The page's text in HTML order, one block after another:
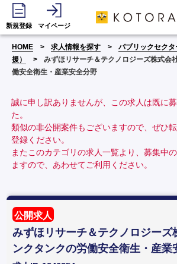
新規登録 マイページ
HOME 求人情報を探す
パブリックセク
援）
みずほリサーチ＆テクノロジーズ株式会
働安全衛生・産業安全分野
誠に申し訳ありませんが、この求人は既に
た。
類似の非公開案件もございますので、ぜひ
登録ください。
またこのカテゴリの求人一覧より、募集中
ますので、あわせてご利用ください。
公開求人
みずほリサーチ＆テクノロジーズ
ンクタンクの労働安全衛生・産業